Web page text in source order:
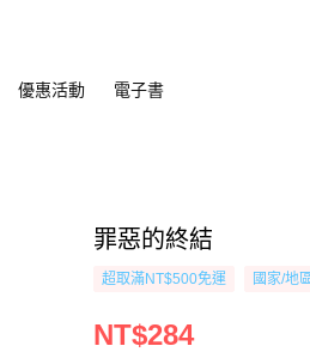
優惠活動 電子書
罪惡的終結
超取滿NT$500免運 國家/地
NT$284